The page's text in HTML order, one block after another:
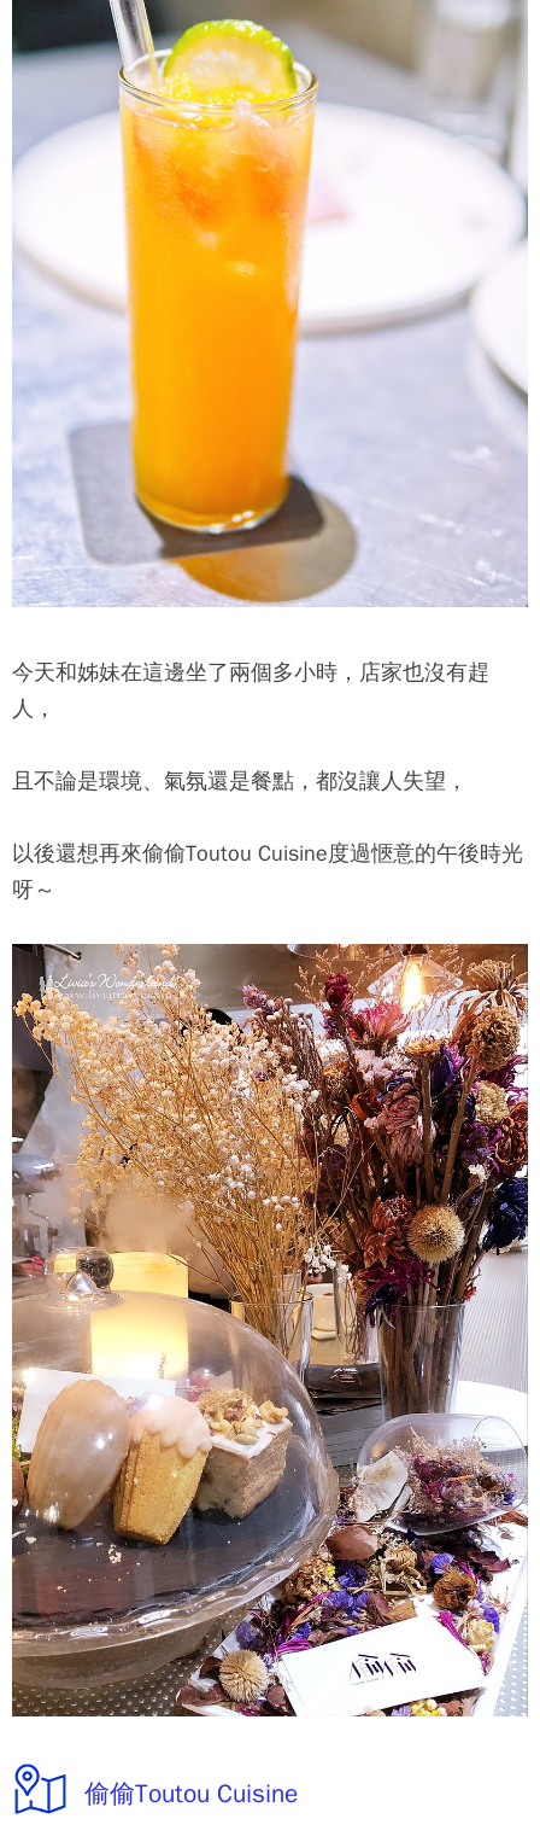
今天和姊妹在這邊坐了兩個多小時，店家也沒有趕
人，
且不論是環境、氣氛還是餐點，都沒讓人失望，
以後還想再來偷偷Toutou Cuisine度過愜意的午後時光
呀～
偷偷Toutou Cuisine